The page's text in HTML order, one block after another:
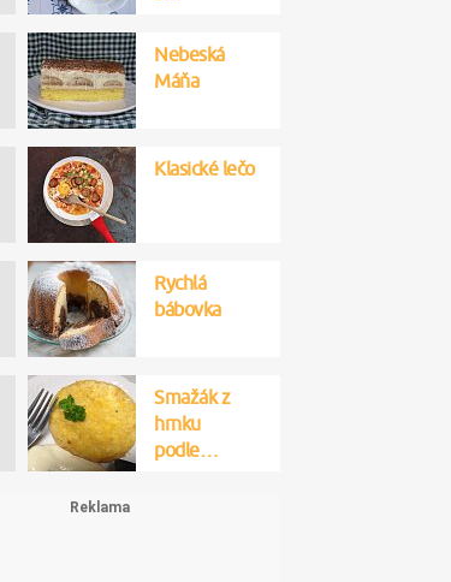
Nebeská
Máňa
Klasické lečo
Rychlá
bábovka
Smažák z
hrnku
podle…